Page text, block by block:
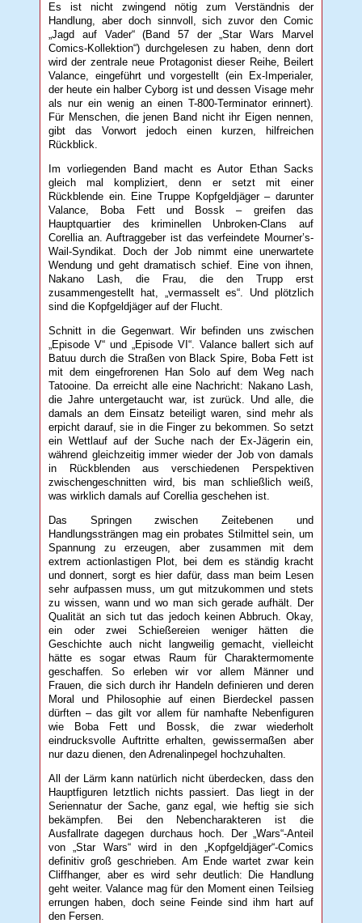
Es ist nicht zwingend nötig zum Verständnis der
Handlung, aber doch sinnvoll, sich zuvor den Comic
„Jagd auf Vader“ (Band 57 der „Star Wars Marvel
Comics-Kollektion“) durchgelesen zu haben, denn dort
wird der zentrale neue Protagonist dieser Reihe, Beilert
Valance, eingeführt und vorgestellt (ein Ex-Imperialer,
der heute ein halber Cyborg ist und dessen Visage mehr
als nur ein wenig an einen T-800-Terminator erinnert).
Für Menschen, die jenen Band nicht ihr Eigen nennen,
gibt das Vorwort jedoch einen kurzen, hilfreichen
Rückblick.
Im vorliegenden Band macht es Autor Ethan Sacks
gleich mal kompliziert, denn er setzt mit einer
Rückblende ein. Eine Truppe Kopfgeldjäger – darunter
Valance, Boba Fett und Bossk – greifen das
Hauptquartier des kriminellen Unbroken-Clans auf
Corellia an. Auftraggeber ist das verfeindete Mourner’s-
Wail-Syndikat. Doch der Job nimmt eine unerwartete
Wendung und geht dramatisch schief. Eine von ihnen,
Nakano Lash, die Frau, die den Trupp erst
zusammengestellt hat, „vermasselt es“. Und plötzlich
sind die Kopfgeldjäger auf der Flucht.
Schnitt in die Gegenwart. Wir befinden uns zwischen
„Episode V“ und „Episode VI“. Valance ballert sich auf
Batuu durch die Straßen von Black Spire, Boba Fett ist
mit dem eingefrorenen Han Solo auf dem Weg nach
Tatooine. Da erreicht alle eine Nachricht: Nakano Lash,
die Jahre untergetaucht war, ist zurück. Und alle, die
damals an dem Einsatz beteiligt waren, sind mehr als
erpicht darauf, sie in die Finger zu bekommen. So setzt
ein Wettlauf auf der Suche nach der Ex-Jägerin ein,
während gleichzeitig immer wieder der Job von damals
in Rückblenden aus verschiedenen Perspektiven
zwischengeschnitten wird, bis man schließlich weiß,
was wirklich damals auf Corellia geschehen ist.
Das Springen zwischen Zeitebenen und
Handlungssträngen mag ein probates Stilmittel sein, um
Spannung zu erzeugen, aber zusammen mit dem
extrem actionlastigen Plot, bei dem es ständig kracht
und donnert, sorgt es hier dafür, dass man beim Lesen
sehr aufpassen muss, um gut mitzukommen und stets
zu wissen, wann und wo man sich gerade aufhält. Der
Qualität an sich tut das jedoch keinen Abbruch. Okay,
ein oder zwei Schießereien weniger hätten die
Geschichte auch nicht langweilig gemacht, vielleicht
hätte es sogar etwas Raum für Charaktermomente
geschaffen. So erleben wir vor allem Männer und
Frauen, die sich durch ihr Handeln definieren und deren
Moral und Philosophie auf einen Bierdeckel passen
dürften – das gilt vor allem für namhafte Nebenfiguren
wie Boba Fett und Bossk, die zwar wiederholt
eindrucksvolle Auftritte erhalten, gewissermaßen aber
nur dazu dienen, den Adrenalinpegel hochzuhalten.
All der Lärm kann natürlich nicht überdecken, dass den
Hauptfiguren letztlich nichts passiert. Das liegt in der
Seriennatur der Sache, ganz egal, wie heftig sie sich
bekämpfen. Bei den Nebencharakteren ist die
Ausfallrate dagegen durchaus hoch. Der „Wars“-Anteil
von „Star Wars“ wird in den „Kopfgeldjäger“-Comics
definitiv groß geschrieben. Am Ende wartet zwar kein
Cliffhanger, aber es wird sehr deutlich: Die Handlung
geht weiter. Valance mag für den Moment einen Teilsieg
errungen haben, doch seine Feinde sind ihm hart auf
den Fersen.